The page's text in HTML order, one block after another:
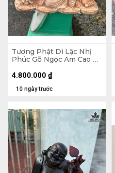
Tượng Phật Di Lặc Nhị
Phúc Gỗ Ngọc Am Cao 30
10 ngày trước
4.800.000 ₫